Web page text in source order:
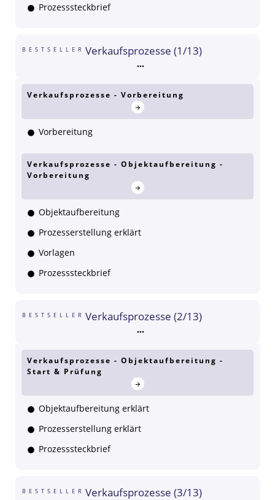
Prozesssteckbrief
BESTSELLER Verkaufsprozesse (1/13)
Verkaufsprozesse - Vorbereitung
Vorbereitung
Verkaufsprozesse - Objektaufbereitung -
Vorbereitung
Objektaufbereitung
Prozesserstellung erklärt
Vorlagen
Prozesssteckbrief
BESTSELLER Verkaufsprozesse (2/13)
Verkaufsprozesse - Objektaufbereitung -
Start & Prüfung
Objektaufbereitung erklärt
Prozesserstellung erklärt
Prozesssteckbrief
BESTSELLER Verkaufsprozesse (3/13)